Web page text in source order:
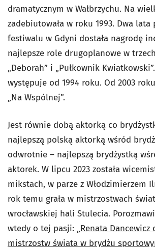
dramatycznym w Wałbrzychu. Na
zadebiutowała w roku 1993. Dwa lata
festiwalu w Gdyni dostała nagrodę
najlepsze role drugoplanowe w
„Deborah” i „Pułkownik
występuje od 1994 roku. Od 2003
„Na Wspólnej”.
Jest równie dobą aktorką co
najlepszą polską aktorką wśród
odwrotnie – najlepszą brydżystką
aktorek. W lipcu 2023 została
mikstach, w parze z Włodzimierzem
rok temu grała w mistrzostwach
wrocławskiej hali Stulecia.
wtedy o tej pasji: „Renata Dancewicz
mistrzostw świata w brydżu